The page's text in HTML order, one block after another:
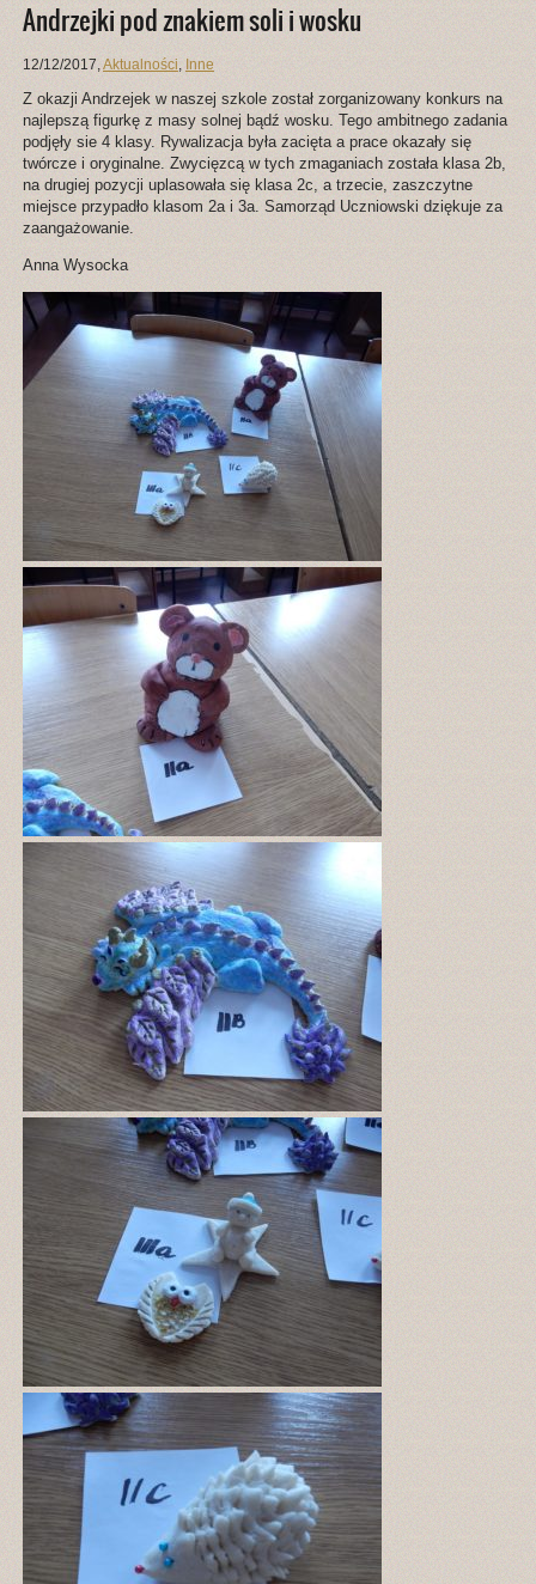
Andrzejki pod znakiem soli i wosku
12/12/2017,Aktualności, Inne
Z okazji Andrzejek w naszej szkole został zorganizowany konkurs na
najlepszą figurkę z masy solnej bądź wosku. Tego ambitnego zadania
podjęły sie 4 klasy. Rywalizacja była zacięta a prace okazały się
twórcze i oryginalne. Zwycięzcą w tych zmaganiach została klasa 2b,
na drugiej pozycji uplasowała się klasa 2c, a trzecie, zaszczytne
miejsce przypadło klasom 2a i 3a. Samorząd Uczniowski dziękuje za
zaangażowanie.
Anna Wysocka